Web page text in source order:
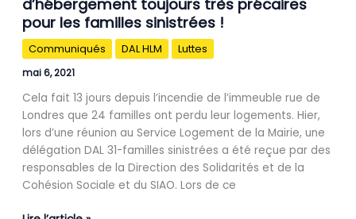
d’hébergement toujours très précaires
pour les familles sinistrées !
Communiqués DAL HLM Luttes
mai 6, 2021
Cela fait 13 jours depuis l’incendie de l’immeuble rue de
Londres que 24 familles ont perdu leur logements. Hier,
lors d’une réunion au Service Logement de la Mairie, une
délégation DAL 31-familles sinistrées a été reçue par des
responsables de la Direction des Solidarités et de la
Cohésion Sociale et du SIAO. Lors de ce
de
Londres
:
des
solutions
d’hébergement
toujours
très
précaires
les
sinistrées